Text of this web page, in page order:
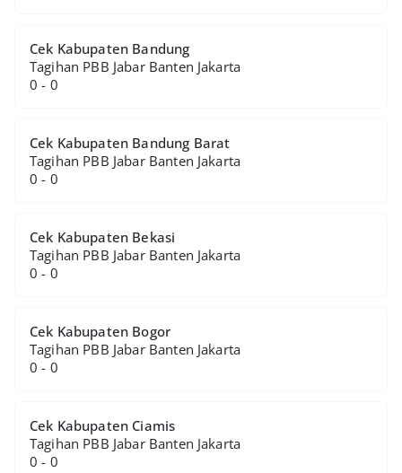
Cek Kabupaten Bandung
Tagihan PBB Jabar Banten Jakarta
0 - 0
Cek Kabupaten Bandung Barat
Tagihan PBB Jabar Banten Jakarta
0 - 0
Cek Kabupaten Bekasi
Tagihan PBB Jabar Banten Jakarta
0 - 0
Cek Kabupaten Bogor
Tagihan PBB Jabar Banten Jakarta
0 - 0
Cek Kabupaten Ciamis
Tagihan PBB Jabar Banten Jakarta
0 - 0